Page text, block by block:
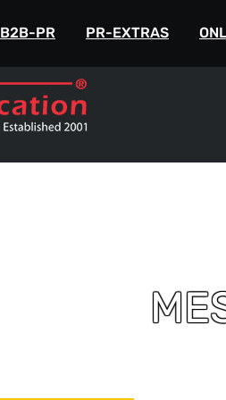
+49-175-718 444 1
B2B-PR PR-EXTRAS